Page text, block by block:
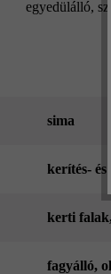
egyedülálló,
sima
kerítés- és
kerti falak
fagyálló,